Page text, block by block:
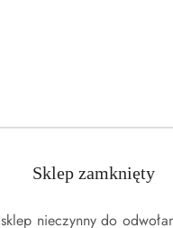
Sklep zamknięty
sklep nieczynny do